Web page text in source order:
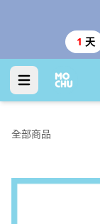
1 天
全部商品